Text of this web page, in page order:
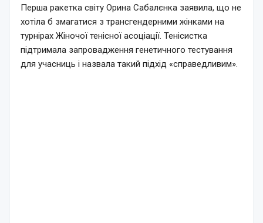
Перша ракетка світу Орина Сабалєнка заявила, що не
хотіла б змагатися з трансгендерними жінками на
турнірах Жіночої тенісної асоціації. Тенісистка
підтримала запровадження генетичного тестування
для учасниць і назвала такий підхід «справедливим».